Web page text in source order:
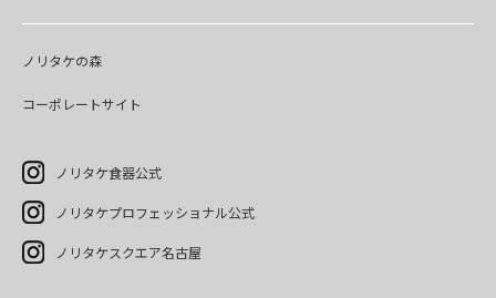
ノリタケの森
コーポレートサイト
ノリタケ食器公式
ノリタケプロフェッショナル公式
ノリタケスクエア名古屋